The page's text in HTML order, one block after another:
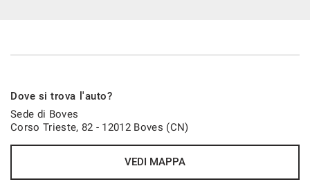
Dove si trova l'auto?
Sede di Boves
Corso Trieste, 82 - 12012 Boves (CN)
VEDI MAPPA